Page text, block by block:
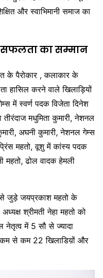
और स्वाभिमानी समाज का
सफलता का सम्मान
के पैरोकार , कलाकार के
हासिल करने वाले खिलाड़ियों
में स्वर्ण पदक विजेता दिनेश
मधुमिता कुमारी, नेशनल
अघनी कुमारी, नेशनल गेम्स
महतो, वूशु में कांस्य पदक
महतो, ढोल वादक हेमली
जुड़े जयप्रकाश महतो के
श्रीमती नेहा महतो को
नेतृत्व में 5 सौ से ज्यादा
कम से कम 22 खिलाडिय़ों और